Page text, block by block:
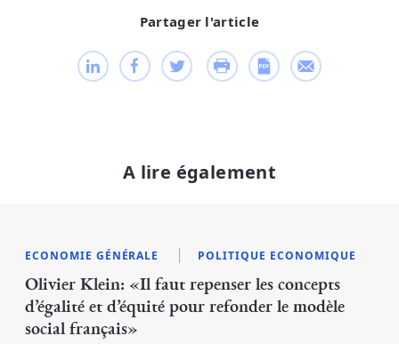
Partager l'article
A lire également
ECONOMIE GÉNÉRALE POLITIQUE ECONOMIQUE
Olivier Klein: «Il faut repenser les concepts
d’égalité et d’équité pour refonder le modèle
social français»